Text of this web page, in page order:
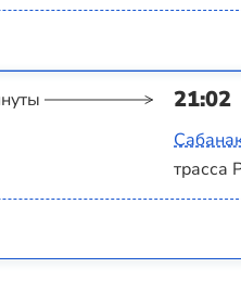
21:02
трасса